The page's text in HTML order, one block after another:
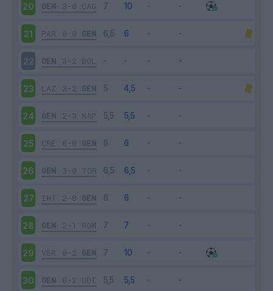
20 GEN 3-0 CAG
21 PAR 0-0 GEN
22 GEN 3-2 BOL
23 LAZ 3-2 GEN
24 GEN 2-3 NAP
25 CRE 0-0 GEN
26 GEN 3-0 TOR
27 INT 2-0 GEN
28 GEN 2-1 ROM
29 VER 0-2 GEN
30 GEN 0-2 UDI